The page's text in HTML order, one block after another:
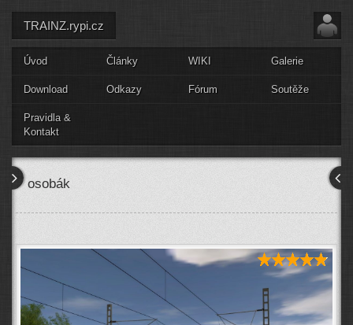
TRAINZ.rypi.cz
Úvod Články WIKI Galerie
Download Odkazy Fórum Soutěže
Pravidla &
Kontakt
osobák